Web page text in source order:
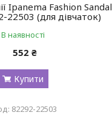
Ipanema Fashion Sandal
22503 (для дівчаток)
В наявності
552 ₴
Купити
82292-22503